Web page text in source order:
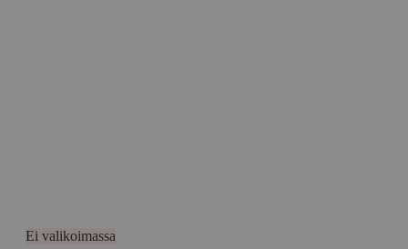
Ei valikoimassa